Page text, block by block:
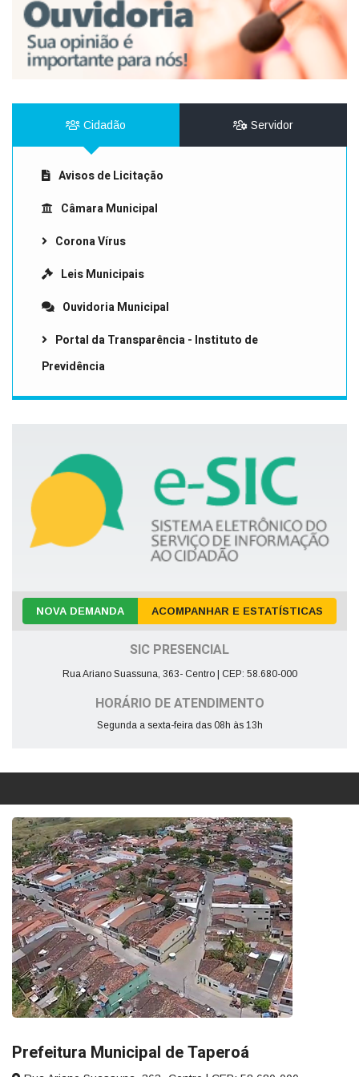
Cidadão Servidor
Avisos de Licitação
Câmara Municipal
Corona Vírus
Leis Municipais
Ouvidoria Municipal
Portal da Transparência - Instituto de
Previdência
NOVA DEMANDA ACOMPANHAR E ESTATÍSTICAS
SIC PRESENCIAL
Rua Ariano Suassuna, 363- Centro | CEP: 58.680-000
HORÁRIO DE ATENDIMENTO
Segunda a sexta-feira das 08h às 13h
Prefeitura Municipal de Taperoá